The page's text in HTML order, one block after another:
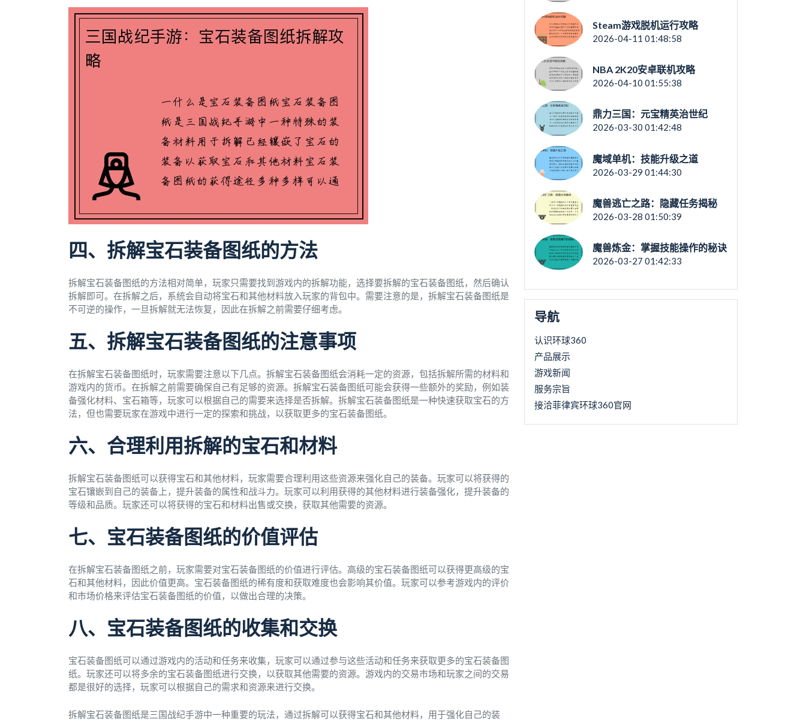
四、拆解宝石装备图纸的方法
拆解宝石装备图纸的方法相对简单，玩家只需要找到游戏内的拆解功能，选择要拆解的宝石装备图纸，然后确认
拆解即可。在拆解之后，系统会自动将宝石和其他材料放入玩家的背包中。需要注意的是，拆解宝石装备图纸是
不可逆的操作，一旦拆解就无法恢复，因此在拆解之前需要仔细考虑。
五、拆解宝石装备图纸的注意事项
在拆解宝石装备图纸时，玩家需要注意以下几点。拆解宝石装备图纸会消耗一定的资源，包括拆解所需的材料和
游戏内的货币。在拆解之前需要确保自己有足够的资源。拆解宝石装备图纸可能会获得一些额外的奖励，例如装
备强化材料、宝石箱等，玩家可以根据自己的需要来选择是否拆解。拆解宝石装备图纸是一种快速获取宝石的方
法，但也需要玩家在游戏中进行一定的探索和挑战，以获取更多的宝石装备图纸。
六、合理利用拆解的宝石和材料
拆解宝石装备图纸可以获得宝石和其他材料，玩家需要合理利用这些资源来强化自己的装备。玩家可以将获得的
宝石镶嵌到自己的装备上，提升装备的属性和战斗力。玩家可以利用获得的其他材料进行装备强化，提升装备的
等级和品质。玩家还可以将获得的宝石和材料出售或交换，获取其他需要的资源。
七、宝石装备图纸的价值评估
在拆解宝石装备图纸之前，玩家需要对宝石装备图纸的价值进行评估。高级的宝石装备图纸可以获得更高级的宝
石和其他材料，因此价值更高。宝石装备图纸的稀有度和获取难度也会影响其价值。玩家可以参考游戏内的评价
和市场价格来评估宝石装备图纸的价值，以做出合理的决策。
八、宝石装备图纸的收集和交换
宝石装备图纸可以通过游戏内的活动和任务来收集，玩家可以通过参与这些活动和任务来获取更多的宝石装备图
纸。玩家还可以将多余的宝石装备图纸进行交换，以获取其他需要的资源。游戏内的交易市场和玩家之间的交易
都是很好的选择，玩家可以根据自己的需求和资源来进行交换。
拆解宝石装备图纸是三国战纪手游中一种重要的玩法，通过拆解可以获得宝石和其他材料，用于强化自己的装
Steam游戏脱机运行攻略
2026-04-11 01:48:58
NBA 2K20安卓联机攻略
2026-04-10 01:55:38
鼎力三国：元宝精英治世纪
2026-03-30 01:42:48
魔域单机：技能升级之道
2026-03-29 01:44:30
魔兽逃亡之路：隐藏任务揭秘
2026-03-28 01:50:39
魔兽炼金：掌握技能操作的秘诀
2026-03-27 01:42:33
导航
认识环球360
产品展示
游戏新闻
服务宗旨
接洽菲律宾环球360官网